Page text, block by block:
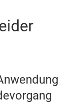
der